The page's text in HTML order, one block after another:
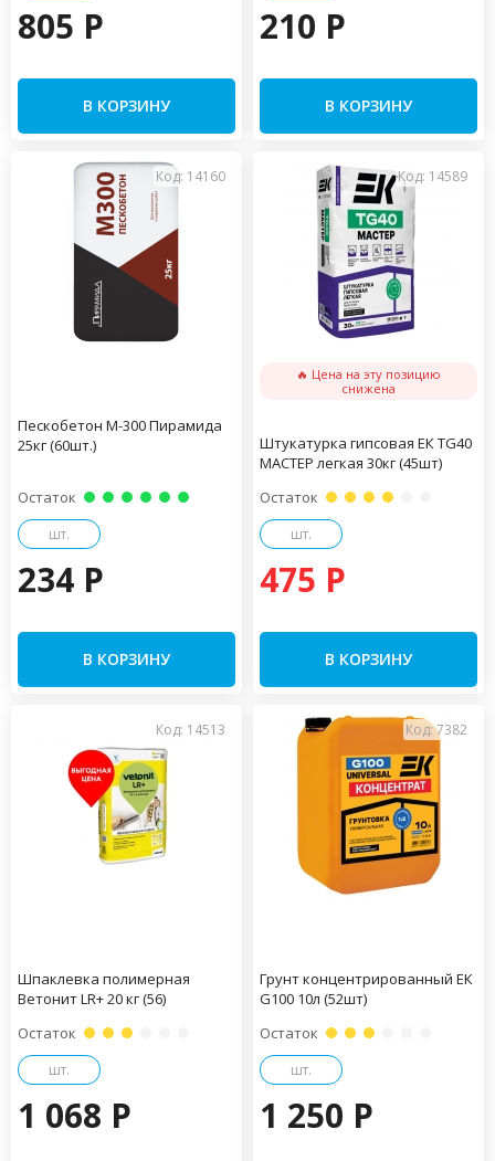
805 P
В КОРЗИНУ
210 P
В КОРЗИНУ
Код: 14160
Пескобетон М-300 Пирамида
25кг (60шт.)
Остаток
шт.
234 P
В КОРЗИНУ
Код: 14589
🔥 Цена на эту позицию
снижена
Штукатурка гипсовая ЕК TG40
МАСТЕР легкая 30кг (45шт)
Остаток
шт.
475 P
В КОРЗИНУ
Код: 14513
Шпаклевка полимерная
Ветонит LR+ 20 кг (56)
Остаток
шт.
1 068 P
Код: 7382
Грунт концентрированный ЕК
G100 10л (52шт)
Остаток
шт.
1 250 P